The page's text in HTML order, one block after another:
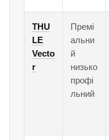
THU
LE
Vecto
r
Премі
альни
й
низько
профі
льний